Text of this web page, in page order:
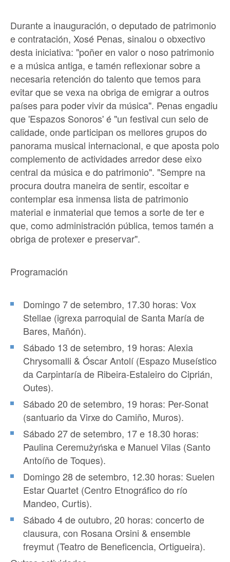
Durante a inauguración, o deputado de patrimonio
e contratación, Xosé Penas, sinalou o obxectivo
desta iniciativa: "poñer en valor o noso patrimonio
e a música antiga, e tamén reflexionar sobre a
necesaria retención do talento que temos para
evitar que se vexa na obriga de emigrar a outros
países para poder vivir da música". Penas engadiu
que 'Espazos Sonoros' é "un festival cun selo de
calidade, onde participan os mellores grupos do
panorama musical internacional, e que aposta polo
complemento de actividades arredor dese eixo
central da música e do patrimonio". "Sempre na
procura doutra maneira de sentir, escoitar e
contemplar esa inmensa lista de patrimonio
material e inmaterial que temos a sorte de ter e
que, como administración pública, temos tamén a
obriga de protexer e preservar".
Programación
Domingo 7 de setembro, 17.30 horas: Vox
Stellae (igrexa parroquial de Santa María de
Bares, Mañón).
Sábado 13 de setembro, 19 horas: Alexia
Chrysomalli & Óscar Antolí (Espazo Museístico
da Carpintaría de Ribeira-Estaleiro do Ciprián,
Outes).
Sábado 20 de setembro, 19 horas: Per-Sonat
(santuario da Virxe do Camiño, Muros).
Sábado 27 de setembro, 17 e 18.30 horas:
Paulina Ceremużyńska e Manuel Vilas (Santo
Antoíño de Toques).
Domingo 28 de setembro, 12.30 horas: Suelen
Estar Quartet (Centro Etnográfico do río
Mandeo, Curtis).
Sábado 4 de outubro, 20 horas: concerto de
clausura, con Rosana Orsini & ensemble
freymut (Teatro de Beneficencia, Ortigueira).